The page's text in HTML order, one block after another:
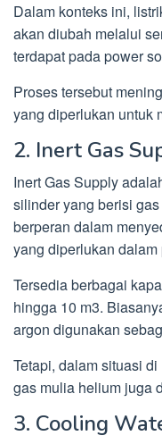
Dalam konteks ini,
akan diubah melalui
terdapat pada power
Proses tersebut
yang diperlukan untuk
2. Inert Gas
Inert Gas Supply
silinder yang berisi
berperan dalam
yang diperlukan
Tersedia berbagai
hingga 10 m3.
argon digunakan
Tetapi, dalam situasi
gas mulia helium juga
3. Cooling